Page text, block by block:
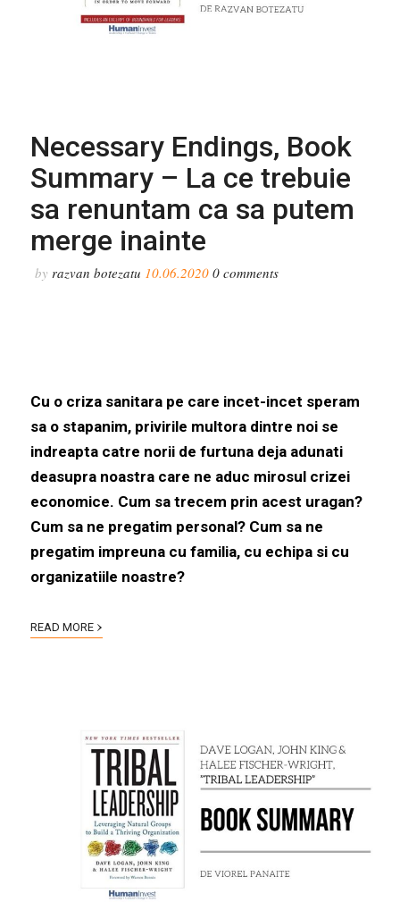
Necessary Endings, Book
Summary – La ce trebuie
sa renuntam ca sa putem
merge inainte
byrazvan botezatu 10.06.2020 0comments
Cu o criza sanitara pe care incet-incet speram
sa o stapanim, privirile multora dintre noi se
indreapta catre norii de furtuna deja adunati
deasupra noastra care ne aduc mirosul crizei
economice. Cum sa trecem prin acest uragan?
Cum sa ne pregatim personal? Cum sa ne
pregatim impreuna cu familia, cu echipa si cu
organizatiile noastre?
READ MORE ›